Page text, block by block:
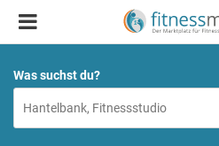
Was suchst du?